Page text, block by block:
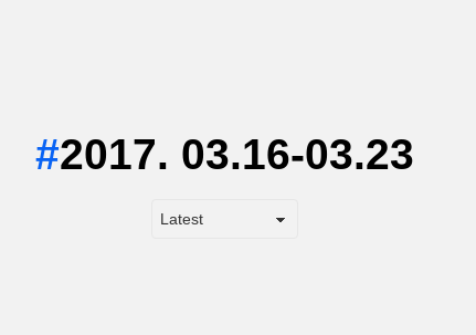
2017. 03.16-03.23